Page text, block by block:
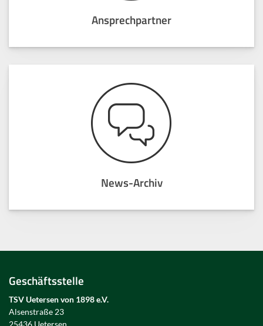
Ansprechpartner
News-Archiv
Geschäftsstelle
TSV Uetersen von 1898 e.V.
Alsenstraße 23